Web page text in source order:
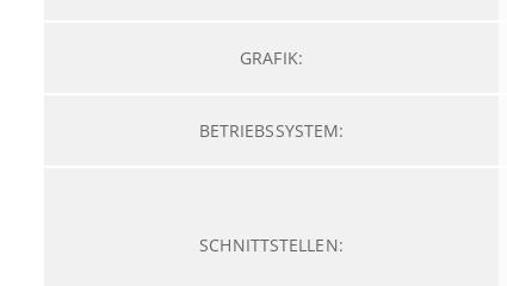
GRAFIK:
BETRIEBSSYSTEM:
SCHNITTSTELLEN: